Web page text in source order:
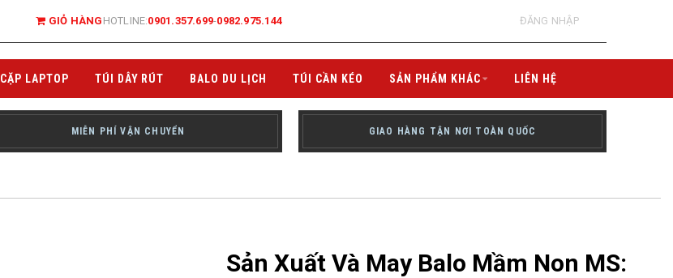
ĐĂNG NHẬP
GIỎ HÀNG HOTLINE:0901.357.699-0982.975.144
CẶP LAPTOP TÚI DÂY RÚT BALO DU LỊCH TÚI CẦN KÉO SẢN PHẨM KHÁC LIÊN HỆ
MIỄN PHÍ VẬN CHUYỂN GIAO HÀNG TẬN NƠI TOÀN QUỐC
Sản Xuất Và May Balo Mầm Non MS: